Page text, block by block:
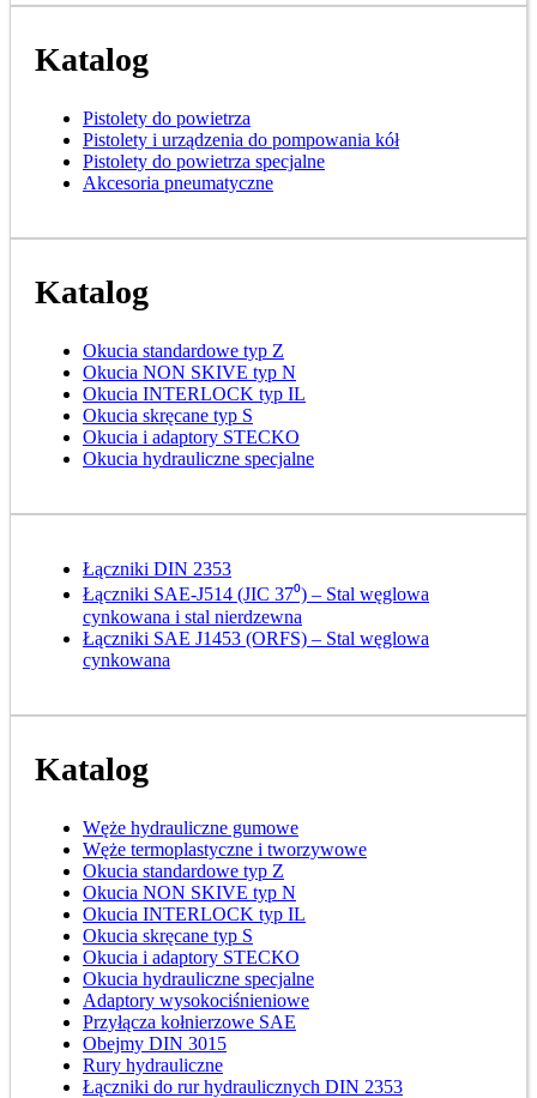
Katalog
Pistolety do powietrza
Pistolety i urządzenia do pompowania kół
Pistolety do powietrza specjalne
Akcesoria pneumatyczne
Katalog
Okucia standardowe typ Z
Okucia NON SKIVE typ N
Okucia INTERLOCK typ IL
Okucia skręcane typ S
Okucia i adaptory STECKO
Okucia hydrauliczne specjalne
Łączniki DIN 2353
Łączniki SAE-J514 (JIC 37⁰) – Stal węglowa
cynkowana i stal nierdzewna
Łączniki SAE J1453 (ORFS) – Stal węglowa
cynkowana
Katalog
Węże hydrauliczne gumowe
Węże termoplastyczne i tworzywowe
Okucia standardowe typ Z
Okucia NON SKIVE typ N
Okucia INTERLOCK typ IL
Okucia skręcane typ S
Okucia i adaptory STECKO
Okucia hydrauliczne specjalne
Adaptory wysokociśnieniowe
Przyłącza kołnierzowe SAE
Obejmy DIN 3015
Rury hydrauliczne
Łączniki do rur hydraulicznych DIN 2353